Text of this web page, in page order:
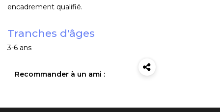
encadrement qualifié.
Tranches d'âges
3-6 ans
Recommander à un ami :